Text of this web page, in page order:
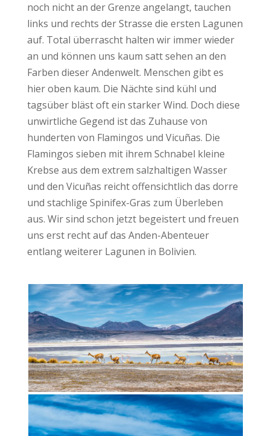
noch nicht an der Grenze angelangt, tauchen
links und rechts der Strasse die ersten Lagunen
auf. Total überrascht halten wir immer wieder
an und können uns kaum satt sehen an den
Farben dieser Andenwelt. Menschen gibt es
hier oben kaum. Die Nächte sind kühl und
tagsüber bläst oft ein starker Wind. Doch diese
unwirtliche Gegend ist das Zuhause von
hunderten von Flamingos und Vicuñas. Die
Flamingos sieben mit ihrem Schnabel kleine
Krebse aus dem extrem salzhaltigen Wasser
und den Vicuñas reicht offensichtlich das dorre
und stachlige Spinifex-Gras zum Überleben
aus. Wir sind schon jetzt begeistert und freuen
uns erst recht auf das Anden-Abenteuer
entlang weiterer Lagunen in Bolivien.